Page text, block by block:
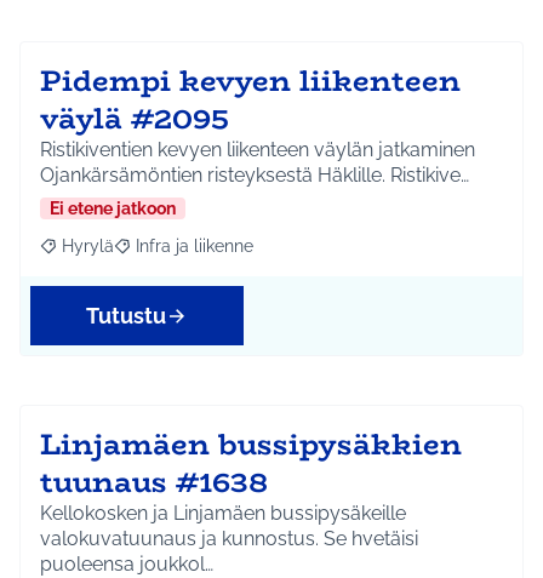
Pidempi kevyen liikenteen
väylä #2095
Ristikiventien kevyen liikenteen väylän jatkaminen
Ojankärsämöntien risteyksestä Häklille. Ristikive…
Ei etene jatkoon
Rajaa tulokset aihepiirin mukaan: Hyrylä
Hyrylä Rajaa tulokset teeman mukaan: Infra ja liikenne
Infra ja liikenne
Tutustu
Linjamäen bussipysäkkien
tuunaus #1638
Kellokosken ja Linjamäen bussipysäkeille
valokuvatuunaus ja kunnostus. Se hvetäisi
puoleensa joukkol…